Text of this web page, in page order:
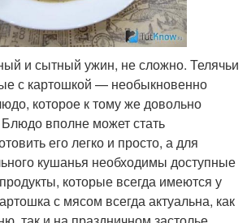
и сытный ужин, не сложно. Телячьи
с картошкой — необыкновенно
которое к тому же довольно
Блюдо вполне может стать
его легко и просто, а для
кушанья необходимы доступные
которые всегда имеются у
с мясом всегда актуальна, как